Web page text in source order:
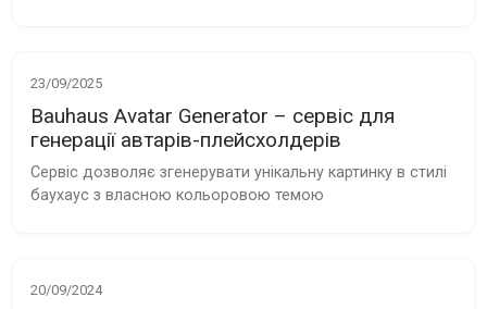
23/09/2025
Bauhaus Avatar Generator – сервіс для
генерації автарів-плейсхолдерів
Сервіс дозволяє згенерувати унікальну картинку в стилі
баухаус з власною кольоровою темою
20/09/2024